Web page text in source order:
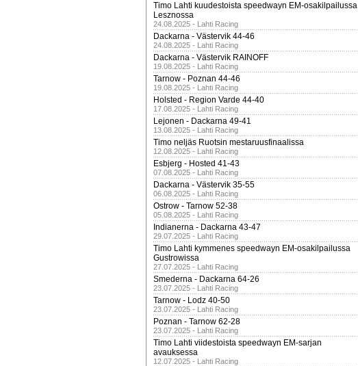
Timo Lahti kuudestoista speedwayn EM-osakilpailussa
Lesznossa
24.08.2025 - Lahti Racing
Dackarna - Västervik 44-46
24.08.2025 - Lahti Racing
Dackarna - Västervik RAINOFF
19.08.2025 - Lahti Racing
Tarnow - Poznan 44-46
19.08.2025 - Lahti Racing
Holsted - Region Varde 44-40
17.08.2025 - Lahti Racing
Lejonen - Dackarna 49-41
13.08.2025 - Lahti Racing
Timo neljäs Ruotsin mestaruusfinaalissa
12.08.2025 - Lahti Racing
Esbjerg - Hosted 41-43
07.08.2025 - Lahti Racing
Dackarna - Västervik 35-55
06.08.2025 - Lahti Racing
Ostrow - Tarnow 52-38
05.08.2025 - Lahti Racing
Indianerna - Dackarna 43-47
29.07.2025 - Lahti Racing
Timo Lahti kymmenes speedwayn EM-osakilpailussa
Gustrowissa
27.07.2025 - Lahti Racing
Smederna - Dackarna 64-26
23.07.2025 - Lahti Racing
Tarnow - Lodz 40-50
23.07.2025 - Lahti Racing
Poznan - Tarnow 62-28
23.07.2025 - Lahti Racing
Timo Lahti viidestoista speedwayn EM-sarjan
avauksessa
12.07.2025 - Lahti Racing